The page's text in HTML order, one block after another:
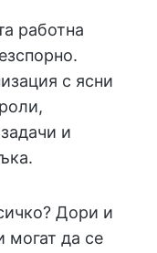
работна
с ясни
и
Дори и
могат да се